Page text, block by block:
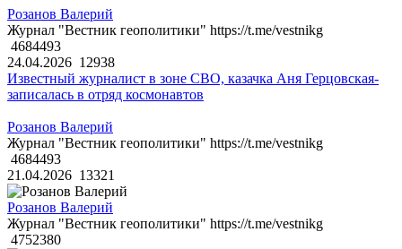
Розанов Валерий
Журнал "Вестник геополитики" https://t.me/vestnikg
4684493
24.04.2026 12938
Известный журналист в зоне СВО, казачка Аня Герцовская-
записалась в отряд космонавтов
Розанов Валерий
Журнал "Вестник геополитики" https://t.me/vestnikg
4684493
21.04.2026 13321
Розанов Валерий
Журнал "Вестник геополитики" https://t.me/vestnikg
4752380